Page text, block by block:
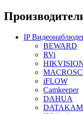
IP
BEWARD
RVi
iFLOW
Camkeeper
DAHUA
DATAKAM